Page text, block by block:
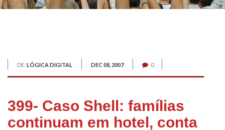
DE: LÓGICA DIGITAL DEC 08, 2007 0
399- Caso Shell: famílias
continuam em hotel, conta